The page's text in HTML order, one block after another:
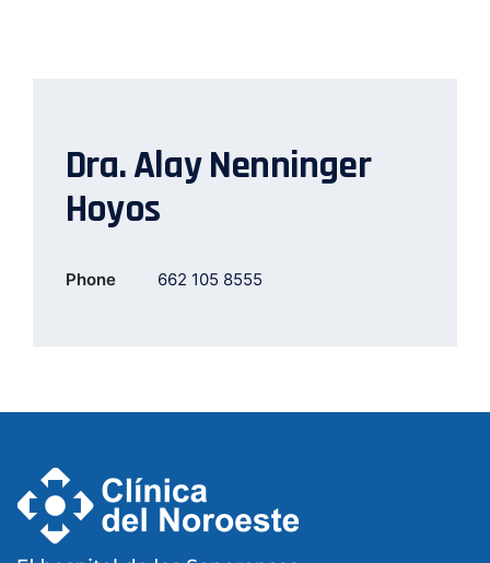
Dra. Alay Nenninger
Hoyos
Phone 662 105 8555